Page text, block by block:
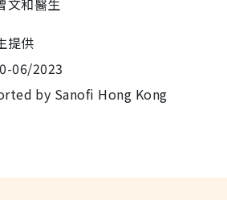
文和醫生
提供
06/2023
by Sanofi Hong Kong